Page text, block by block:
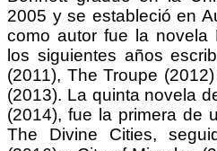
2005 y se estableció en
como autor fue la novela
los siguientes años
(2011), The Troupe
(2013). La quinta novela
(2014), fue la primera de
The Divine Cities,